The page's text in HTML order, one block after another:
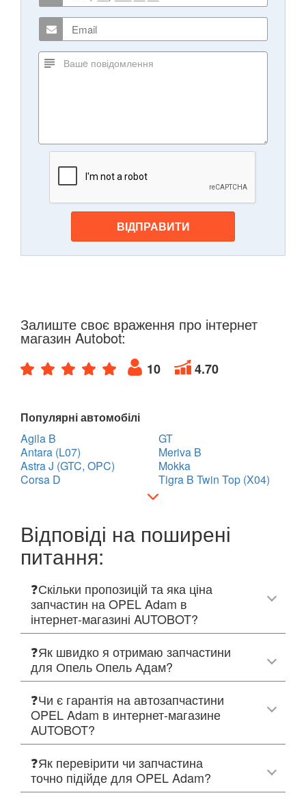
ВІДПРАВИТИ
Залиште своє враження про інтернет
магазин Autobot:
10 4.70
Популярні автомобілі
Agila B
Antara (L07)
Astra J (GTC, OPC)
Corsa D
GT
Meriva B
Mokka
Tigra B Twin Top (X04)
Відповіді на поширені
питання:
❓Скільки пропозицій та яка ціна
запчастин на OPEL Adam в
інтернет-магазині AUTOBOT?
❓Як швидко я отримаю запчастини
для Опель Опель Адам?
❓Чи є гарантія на автозапчастини
OPEL Adam в интернет-магазине
AUTOBOT?
❓Як перевірити чи запчастина
точно підійде для OPEL Adam?